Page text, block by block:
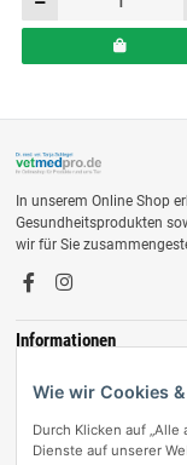
In unserem Online Shop
Gesundheitsprodukten
wir für Sie
Informationen
Zahlungsmöglichkeiten
Wie wir Cookies
Durch Klicken auf
Dienste auf unserer